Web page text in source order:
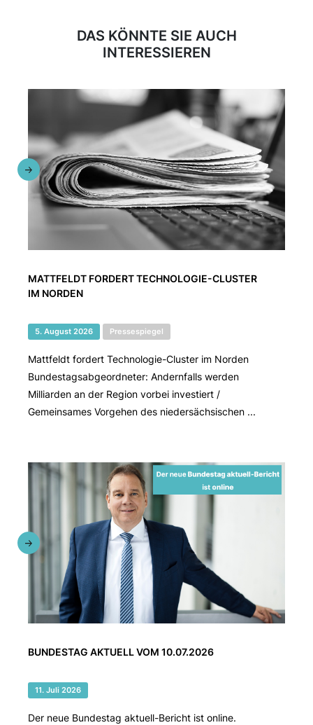
DAS KÖNNTE SIE AUCH
INTERESSIEREN
MATTFELDT FORDERT TECHNOLOGIE-CLUSTER
IM NORDEN
5. August 2026 Pressespiegel
Mattfeldt fordert Technologie-Cluster im Norden
Bundestagsabgeordneter: Andernfalls werden
Milliarden an der Region vorbei investiert /
Gemeinsames Vorgehen des niedersächsischen ...
BUNDESTAG AKTUELL VOM 10.07.2026
11. Juli 2026
Der neue Bundestag aktuell-Bericht ist online.